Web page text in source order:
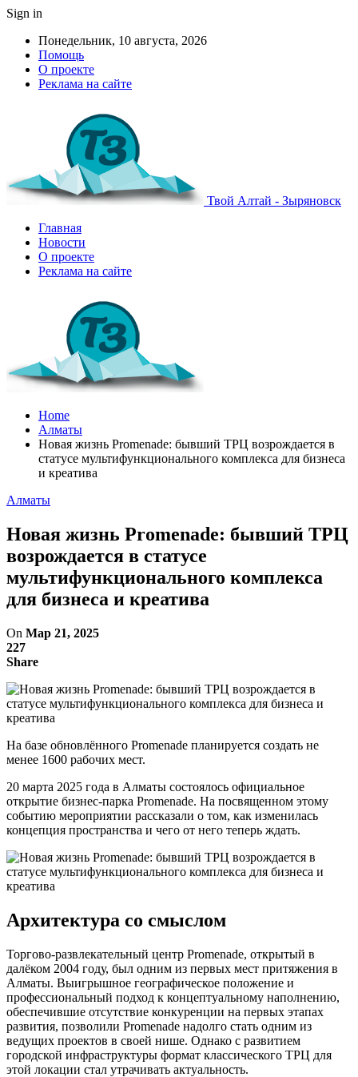
Sign in
Понедельник, 10 августа, 2026
Помощь
О проекте
Реклама на сайте
Твой Алтай - Зыряновск
Главная
Новости
О проекте
Реклама на сайте
Home
Алматы
Новая жизнь Promenade: бывший ТРЦ возрождается в
статусе мультифункционального комплекса для бизнеса
и креатива
Алматы
Новая жизнь Promenade: бывший ТРЦ
возрождается в статусе
мультифункционального комплекса
для бизнеса и креатива
On Мар 21, 2025
227
Share
На базе обновлённого Promenade планируется создать не
менее 1600 рабочих мест.
20 марта 2025 года в Алматы состоялось официальное
открытие бизнес-парка Promenade. На посвященном этому
событию мероприятии рассказали о том, как изменилась
концепция пространства и чего от него теперь ждать.
Архитектура со смыслом
Торгово-развлекательный центр Promenade, открытый в
далёком 2004 году, был одним из первых мест притяжения в
Алматы. Выигрышное географическое положение и
профессиональный подход к концептуальному наполнению,
обеспечившие отсутствие конкуренции на первых этапах
развития, позволили Promenade надолго стать одним из
ведущих проектов в своей нише. Однако с развитием
городской инфраструктуры формат классического ТРЦ для
этой локации стал утрачивать актуальность.